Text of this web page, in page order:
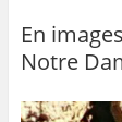
En
Notre